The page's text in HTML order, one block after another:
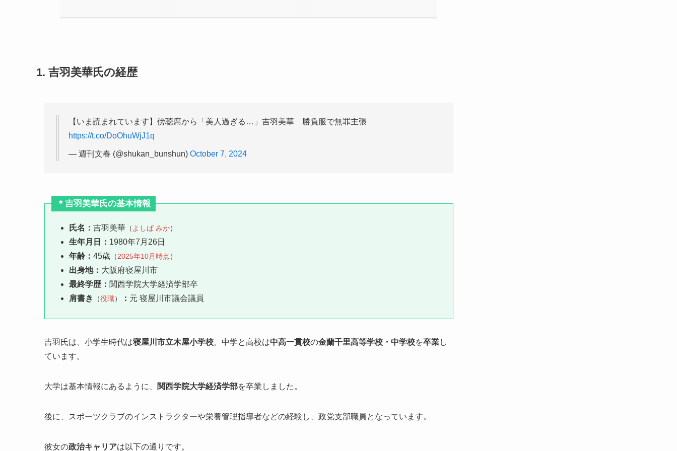
1. 吉羽美華氏の経歴
【いま読まれています】傍聴席から「美人過ぎる…」吉羽美華 勝負服で無罪主張
https://t.co/DoOhuWjJ1q
— 週刊文春 (@shukan_bunshun) October 7, 2024
＊吉羽美華氏の基本情報
氏名： 吉羽美華 （よしば みか）
生年月日： 1980年7月26日
年齢： 45歳 （2025年10月時点）
出身地： 大阪府寝屋川市
最終学歴： 関西学院大学経済学部卒
肩書き
（役職） ： 元 寝屋川市議会議員
吉羽氏は、小学生時代は寝屋川市立木屋小学校 、中学と高校は中高一貫校の金蘭千里高等学校・中学校を卒業し
ています。
大学は基本情報にあるように、 関西学院大学経済学部を卒業しました。
後に、スポーツクラブのインストラクターや栄養管理指導者などの経験し、政党支部職員となっています。
彼女の政治キャリアは以下の通りです。